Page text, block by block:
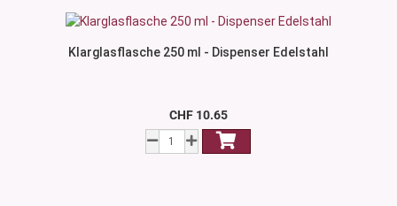
Klarglasflasche 250 ml - Dispenser Edelstahl
CHF 10.65